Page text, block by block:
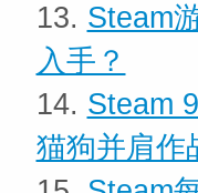
13. Steam
入手？
14. Steam
猫狗并肩作